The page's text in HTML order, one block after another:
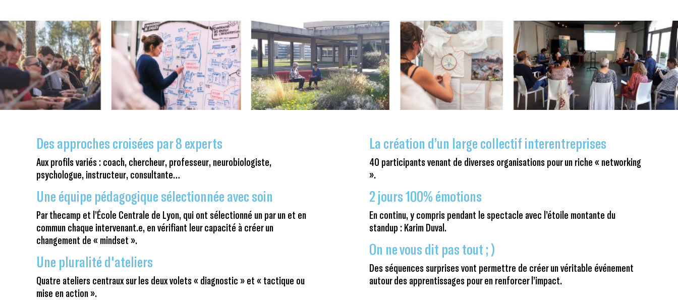
Des approches croisées par 8 experts
Aux profils variés : coach, chercheur, professeur, neurobiologiste,
psychologue, instructeur, consultante…
Une équipe pédagogique sélectionnée avec soin
Par thecamp et l’École Centrale de Lyon, qui ont sélectionné un par un et en
commun chaque intervenant.e, en vérifiant leur capacité à créer un
changement de « mindset ».
Une pluralité d'ateliers
Quatre ateliers centraux sur les deux volets « diagnostic » et « tactique ou
mise en action ».
La création d’un large collectif interentreprises
40 participants venant de diverses organisations pour un riche « networking
».
2 jours 100% émotions
En continu, y compris pendant le spectacle avec l’étoile montante du
standup : Karim Duval.
On ne vous dit pas tout ; )
Des séquences surprises vont permettre de créer un véritable événement
autour des apprentissages pour en renforcer l’impact.